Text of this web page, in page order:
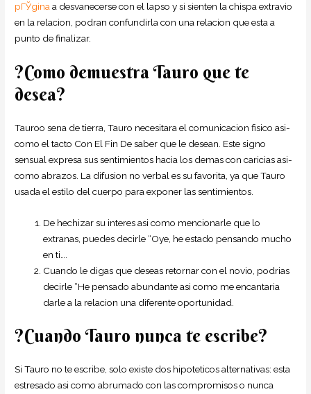
pГЎginaa desvanecerse con el lapso y si sienten la chispa extravio
en la relacion, podran confundirla con una relacion que esta a
punto de finalizar.
?Como demuestra Tauro que te
desea?
Tauroo sena de tierra, Tauro necesitara el comunicacion fisico asi­
como el tacto Con El Fin De saber que le desean. Este signo
sensual expresa sus sentimientos hacia los demas con caricias asi­
como abrazos. La difusion no verbal es su favorita, ya que Tauro
usada el estilo del cuerpo para exponer las sentimientos.
De hechizar su interes asi­ como mencionarle que lo
extranas, puedes decirle “Oye, he estado pensando mucho
en ti….
Cuando le digas que deseas retornar con el novio, podrias
decirle “He pensado abundante asi­ como me encantaria
darle a la relacion una diferente oportunidad.
?Cuando Tauro nunca te escribe?
Si Tauro no te escribe, solo existe dos hipoteticos alternativas: esta
estresado asi­ como abrumado con las compromisos o nunca